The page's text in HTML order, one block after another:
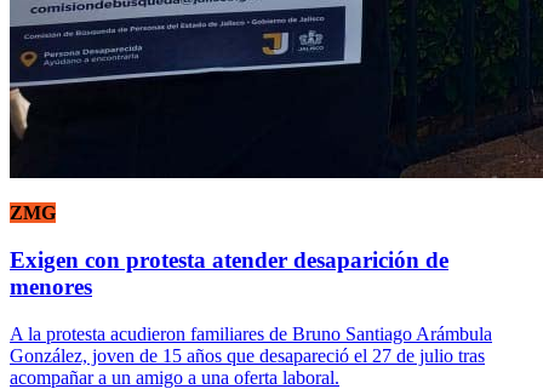
ZMG
Exigen con protesta atender desaparición de
menores
A la protesta acudieron familiares de Bruno Santiago Arámbula
González, joven de 15 años que desapareció el 27 de julio tras
acompañar a un amigo a una oferta laboral.